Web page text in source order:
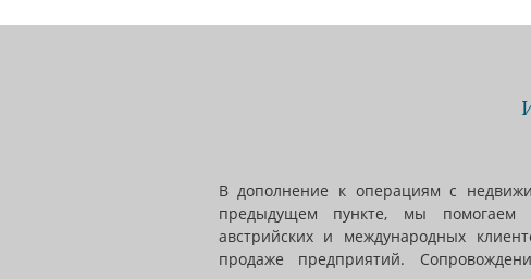
В дополнение к операциям с
предыдущем пункте, мы помогаем
австрийских и международных
продаже предприятий.